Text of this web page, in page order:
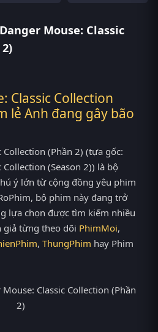
Mouse: Classic
Classic Collection
lẻ Anh đang gây bão
Collection (Phần 2) (tựa gốc:
Collection (Season 2)) là bộ
ý lớn từ cộng đồng yêu phim
bộ phim này đang trở
lựa chọn được tìm kiếm nhiều
giả từng theo dõi PhimMoi,
, ThungPhim hay Phim